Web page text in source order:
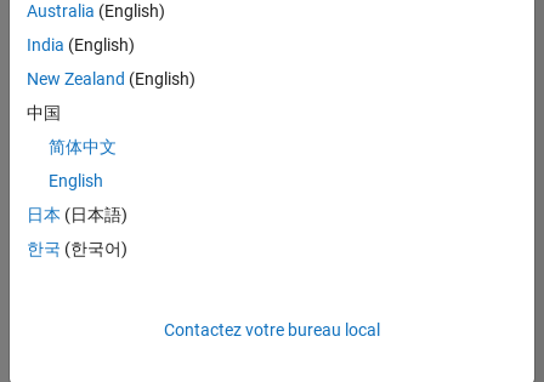
malgré
tout
vous
trouvez
pas
d'offre
corresponde
à vos
Australia (English)
India (English)
New Zealand (English)
中国
简体中文
English
日本 (日本語)
한국 (한국어)
Contactez votre bureau local